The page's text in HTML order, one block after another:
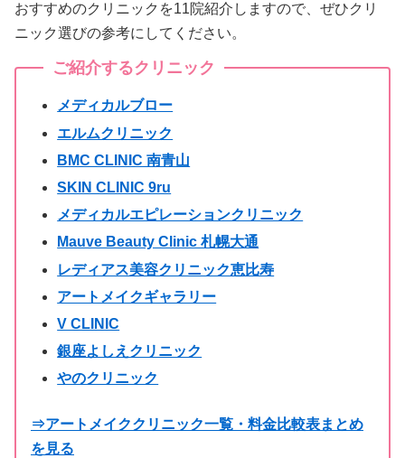
おすすめのクリニックを11院紹介しますので、ぜひクリ
ニック選びの参考にしてください。
ご紹介するクリニック
メディカルブロー
エルムクリニック
BMC CLINIC 南青山
SKIN CLINIC 9ru
メディカルエピレーションクリニック
Mauve Beauty Clinic 札幌大通
レディアス美容クリニック恵比寿
アートメイクギャラリー
V CLINIC
銀座よしえクリニック
やのクリニック
⇒アートメイククリニック一覧・料金比較表まとめ
を見る